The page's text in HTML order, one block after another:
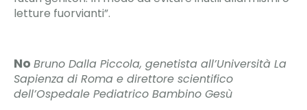
letture fuorvianti”.
No Bruno Dalla Piccola, genetista all’Università La
Sapienza di Roma e direttore scientifico
dell’Ospedale Pediatrico Bambino Gesù